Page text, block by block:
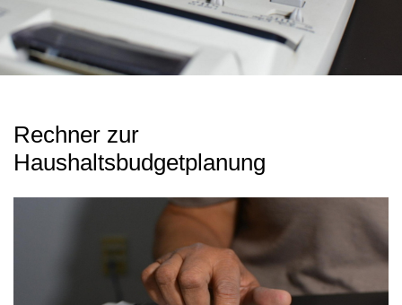
Rechner zur
Haushaltsbudgetplanung